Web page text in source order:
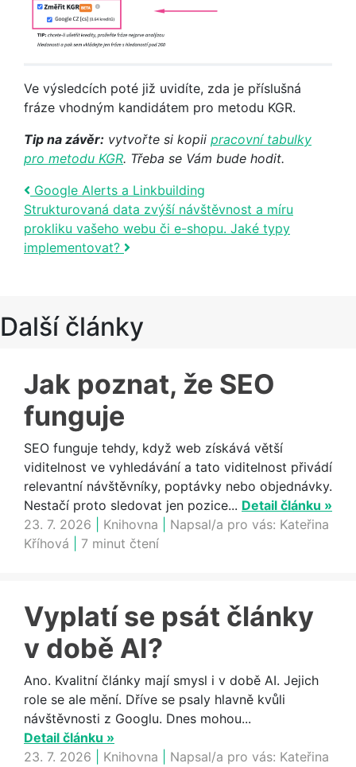
Ve výsledcích poté již uvidíte, zda je příslušná
fráze vhodným kandidátem pro metodu KGR.
Tip na závěr: vytvořte si kopii pracovní tabulky
pro metodu KGR. Třeba se Vám bude hodit.
Post navigation
Google Alerts a Linkbuilding
Strukturovaná data zvýší návštěvnost a míru
prokliku vašeho webu či e-shopu. Jaké typy
implementovat?
Další články
Jak poznat, že SEO
funguje
SEO funguje tehdy, když web získává větší
viditelnost ve vyhledávání a tato viditelnost přivádí
relevantní návštěvníky, poptávky nebo objednávky.
Nestačí proto sledovat jen pozice... Detail článku »
23. 7. 2026
Knihovna Napsal/a pro vás: Kateřina
Kříhová
7 minut čtení
Vyplatí se psát články
v době AI?
Ano. Kvalitní články mají smysl i v době AI. Jejich
role se ale mění. Dříve se psaly hlavně kvůli
návštěvnosti z Googlu. Dnes mohou...
Detail článku »
23. 7. 2026
Knihovna Napsal/a pro vás: Kateřina